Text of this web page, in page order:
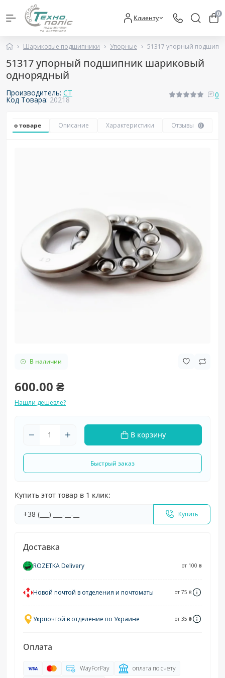
Клиенту 0
Шариковые подшипники Упорные 51317 упорный
51317 упорный подшипник шариковый
однорядный
Производитель: CT
Код Товара: 20218
0
Все о товаре Описание Характеристики Отзывы 0
В наличии
600.00 ₴
Нашли дешевле?
В корзину
Быстрый заказ
Купить этот товар в 1 клик:
Купить
Доставка
ROZETKA Delivery от 100 ₴
Новой почтой в отделения и почтоматы от 75 ₴
Укрпочтой в отделение по Украине от 35 ₴
Оплата
WayForPay
оплата по счету